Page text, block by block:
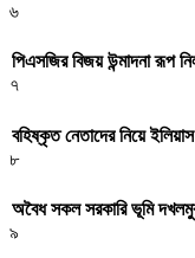
৬
পিএসজির বিজয় উন্মাদনা রূপ
৭
বহিষ্কৃত নেতাদের নিয়ে
৮
অবৈধ সকল সরকারি ভূমি
৯